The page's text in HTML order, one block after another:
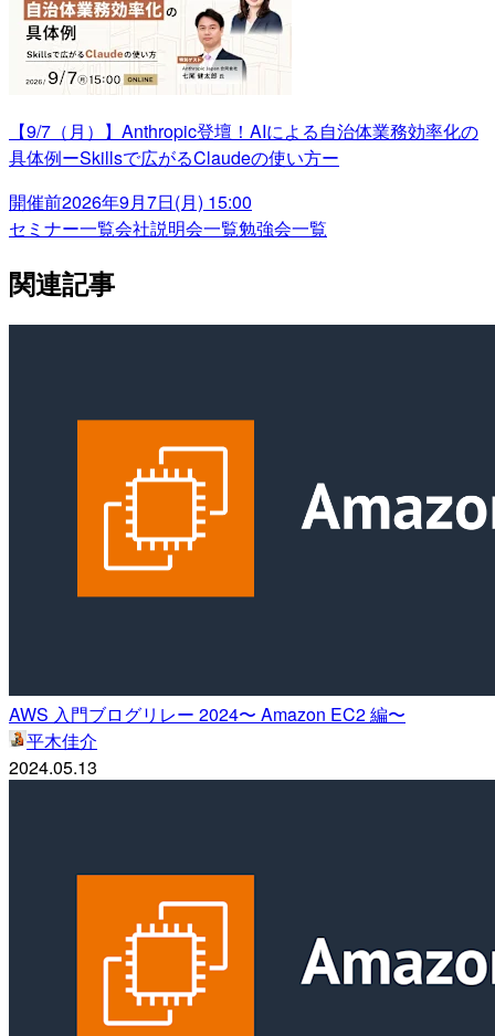
【9/7（月）】Anthropic登壇！AIによる自治体業務効率化の
具体例ーSkillsで広がるClaudeの使い方ー
開催前2026年9月7日(月) 15:00
セミナー一覧会社説明会一覧勉強会一覧
関連記事
AWS 入門ブログリレー 2024〜 Amazon EC2 編〜
平木佳介
2024.05.13